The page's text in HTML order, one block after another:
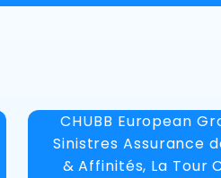
CHUBB European
Sinistres Assurance
& Affinités, La Tour